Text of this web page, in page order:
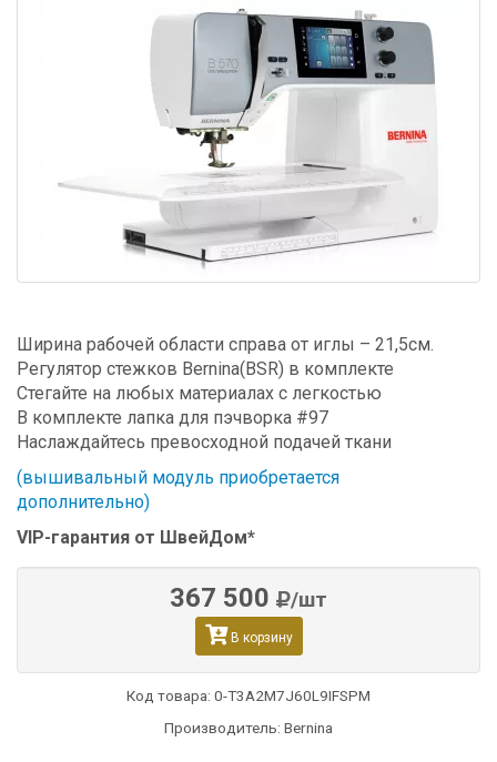
Ширина рабочей области справа от иглы – 21,5см.
Регулятор стежков Bernina(BSR) в комплекте
Стегайте на любых материалах с легкостью
В комплекте лапка для пэчворка #97
Наслаждайтесь превосходной подачей ткани
(вышивальный модуль приобретается
дополнительно)
VIP-гарантия от ШвейДом*
367 500 /шт
В корзину
Код товара: 0-T3A2M7J60L9IFSPM
Производитель: Bernina